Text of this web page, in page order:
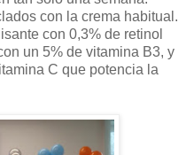
con la crema habitual.
con 0,3% de retinol
un 5% de vitamina B3, y
C que potencia la